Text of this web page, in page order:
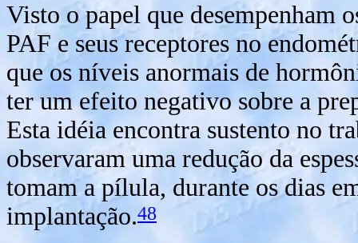
Visto o papel que desempenham
PAF e seus receptores no
que os níveis anormais de
ter um efeito negativo sobre a
Esta idéia encontra sustento no
observaram uma redução da
tomam a pílula, durante os dias
implantação.48